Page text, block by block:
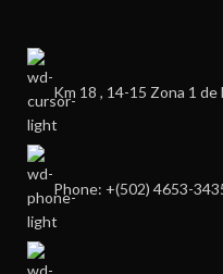
Km 18 , 14-15 Zona 1
Phone: +(502) 4653-